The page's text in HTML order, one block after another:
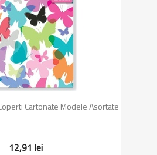
Cartonate Modele Asortate
12,91 lei